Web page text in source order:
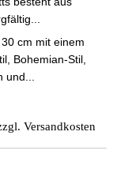
cm mit einem
Bohemian-Stil,
Versandkosten